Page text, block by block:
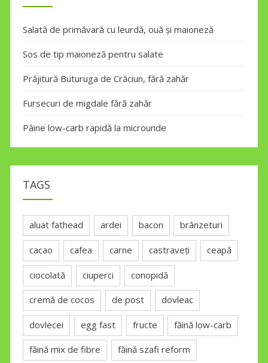
Salată de primăvară cu leurdă, ouă și maioneză
Sos de tip maioneză pentru salate
Prăjitură Buturuga de Crăciun, fără zahăr
Fursecuri de migdale fără zahăr
Pâine low-carb rapidă la microunde
TAGS
aluat fathead ardei bacon brânzeturi
cacao cafea carne castraveți ceapă
ciocolată ciuperci conopidă
cremă de cocos de post dovleac
dovlecei egg fast fructe făină low-carb
făină mix de fibre făină szafi reform